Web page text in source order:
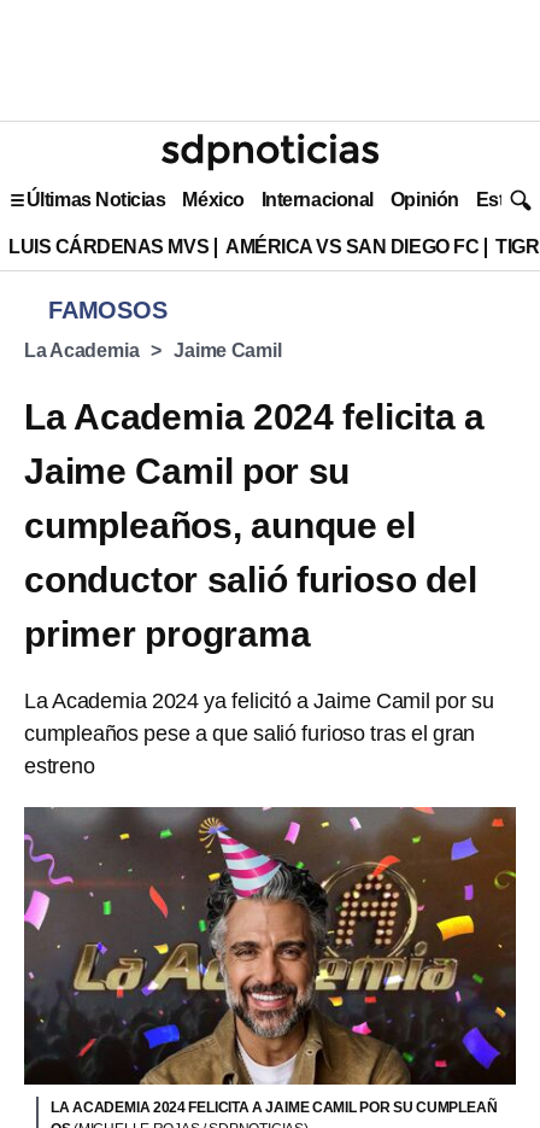
Últimas Noticias México Internacional Opinión Estilo
LUIS CÁRDENAS MVS AMÉRICA VS SAN DIEGO FC
FAMOSOS
La Academia Jaime Camil
La Academia 2024 felicita a
Jaime Camil por su
cumpleaños, aunque el
conductor salió furioso del
primer programa
La Academia 2024 ya felicitó a Jaime Camil por su
cumpleaños pese a que salió furioso tras el gran
estreno
LA ACADEMIA 2024 FELICITA A JAIME CAMIL POR SU CUMPLEAÑ